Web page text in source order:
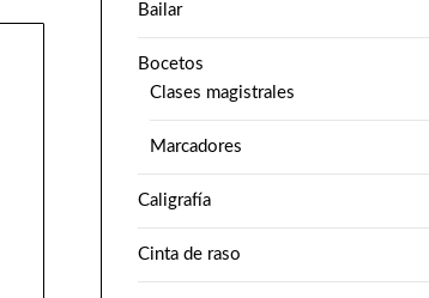
Bailar
Bocetos
Clases magistrales
Marcadores
Caligrafía
Cinta de raso